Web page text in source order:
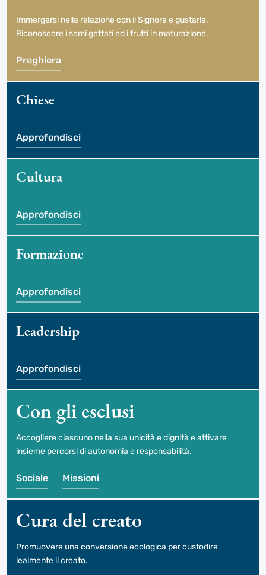
Immergersi nella relazione con il Signore e gustarla.
Riconoscere i semi gettati ed i frutti in maturazione.
Preghiera
Chiese
Approfondisci
Cultura
Approfondisci
Formazione
Approfondisci
Leadership
Approfondisci
Con gli esclusi
Accogliere ciascuno nella sua unicità e dignità e attivare
insieme percorsi di autonomia e responsabilità.
Sociale Missioni
Cura del creato
Promuovere una conversione ecologica per custodire
lealmente il creato.